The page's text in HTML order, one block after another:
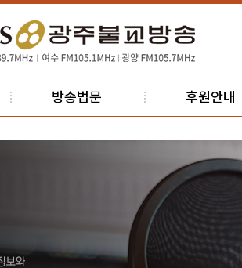
방송법문 후원안내